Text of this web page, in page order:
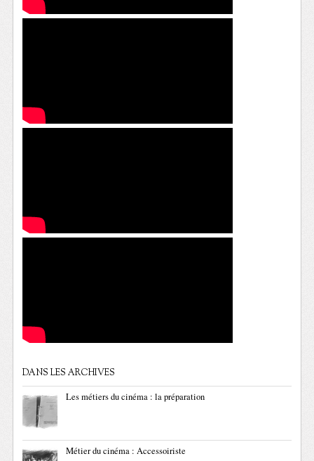
DANS LES ARCHIVES
Les métiers du cinéma : la préparation
Métier du cinéma : Accessoiriste